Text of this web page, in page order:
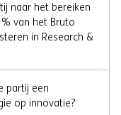
naar het bereiken
van het Bruto
in Research &
partij een
op innovatie?